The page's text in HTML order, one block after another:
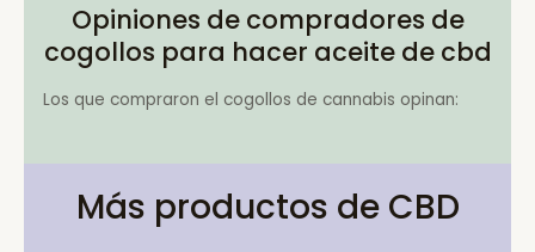
Opiniones de compradores de
cogollos para hacer aceite de cbd
Los que compraron el cogollos de cannabis opinan:
Más productos de CBD